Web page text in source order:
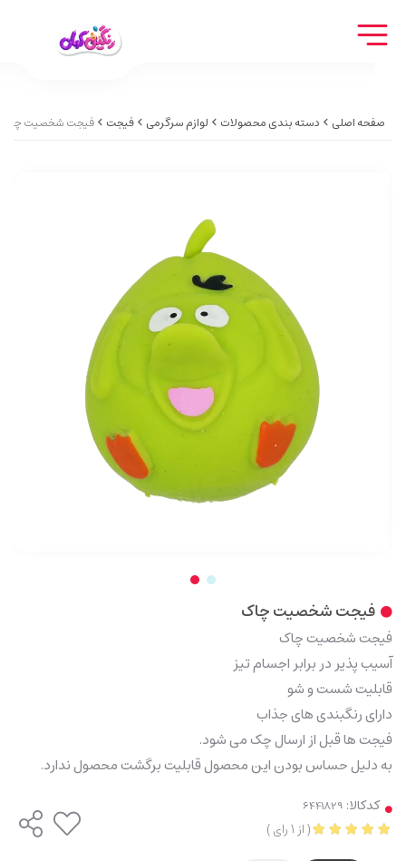
صفحه اصلی دسته بندی محصولات لوازم سرگرمی فیجت فیجت شخصیت چاک
فیجت شخصیت چاک
فیجت شخصیت چاک
آسیب پذیر در برابر اجسام تیز
قابلیت شست و شو
دارای رنگبندی های جذاب
فیجت ها قبل از ارسال چک می شود.
به دلیل حساس بودن این محصول قابلیت برگشت محصول ندارد.
کدکالا:
(از1رای)